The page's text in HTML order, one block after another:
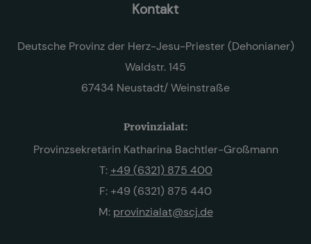
Kontakt
Deutsche Provinz der Herz-Jesu-Priester (Dehonianer)
Waldstr. 145
67434 Neustadt/ Weinstraße
Provinzialat:
Provinzsekretärin Katharina Bachtler-Großmann
T: +49 (6321) 875 400
F: +49 (6321) 875 440
M: provinzialat@scj.de